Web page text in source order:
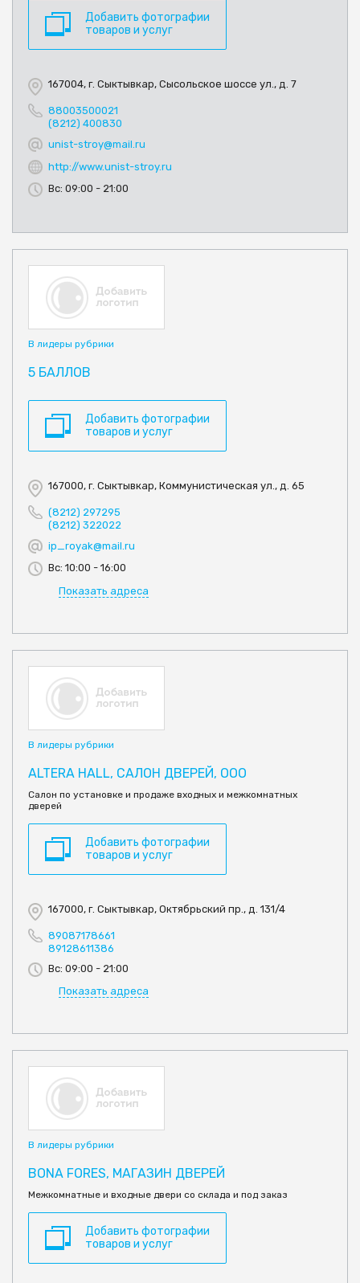
Добавить фотографии
товаров и услуг
167004, г. Сыктывкар, Сысольское шоссе ул., д. 7
88003500021
(8212) 400830
unist-stroy@mail.ru
http://www.unist-stroy.ru
Вс: 09:00 - 21:00
В лидеры рубрики
5 БАЛЛОВ
Добавить фотографии
товаров и услуг
167000, г. Сыктывкар, Коммунистическая ул., д. 65
(8212) 297295
(8212) 322022
ip_royak@mail.ru
Вс: 10:00 - 16:00
Показать адреса
В лидеры рубрики
ALTERA HALL, САЛОН ДВЕРЕЙ, ООО
Салон по установке и продаже входных и межкомнатных
дверей
Добавить фотографии
товаров и услуг
167000, г. Сыктывкар, Октябрьский пр., д. 131/4
89087178661
89128611386
Вс: 09:00 - 21:00
Показать адреса
В лидеры рубрики
BONA FORES, МАГАЗИН ДВЕРЕЙ
Межкомнатные и входные двери со склада и под заказ
Добавить фотографии
товаров и услуг